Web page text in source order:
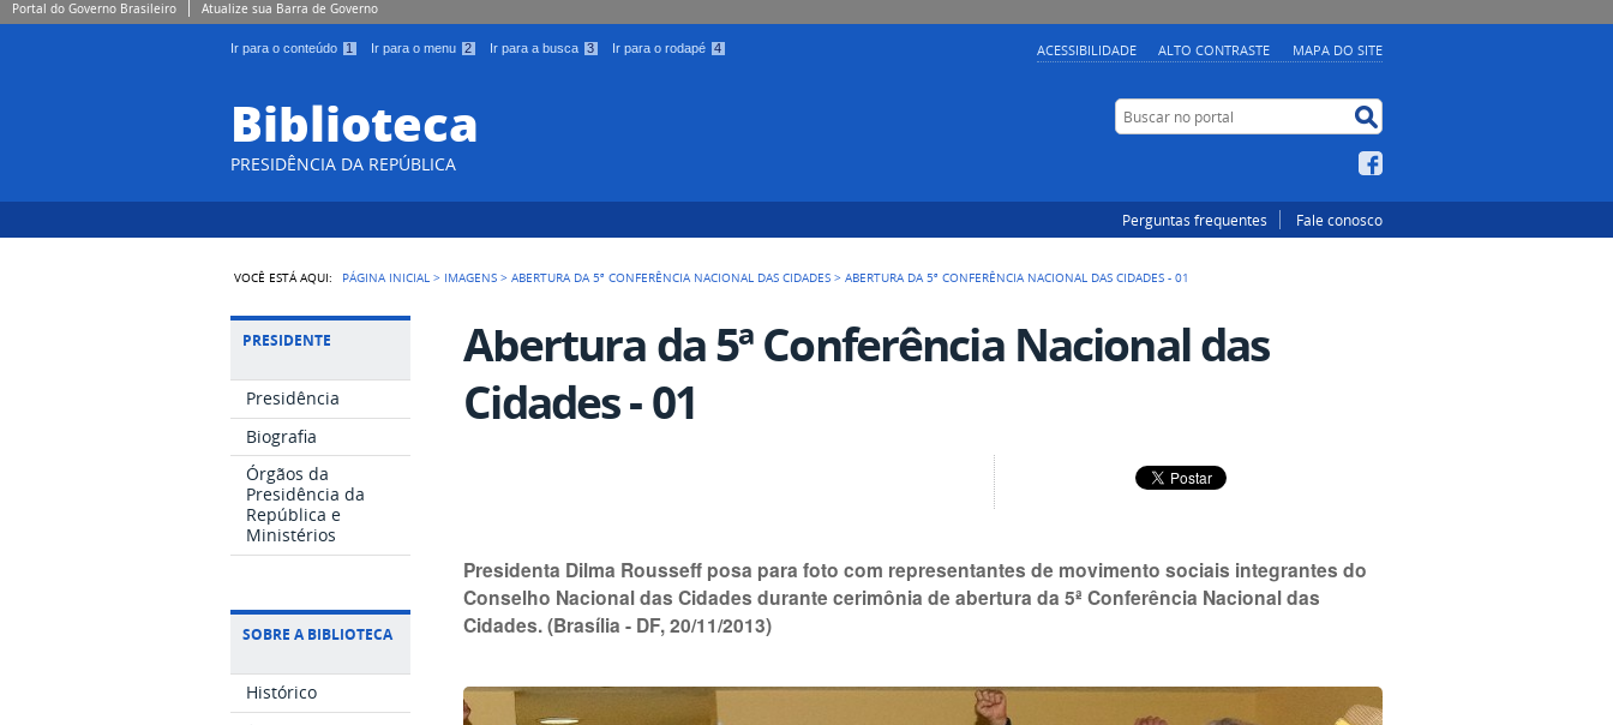
Portal do Governo Brasileiro Atualize sua Barra de Governo
Ir para o conteúdo 1 Ir para o menu 2 Ir para a busca 3 Ir para o rodapé 4 ACESSIBILIDADE ALTO CONTRASTE MAPA DO SITE
Biblioteca
PRESIDÊNCIA DA REPÚBLICA
Buscar no portal
Perguntas frequentes Fale conosco
VOCÊ ESTÁ AQUI: PÁGINA INICIAL > IMAGENS >ABERTURA DA 5ª CONFERÊNCIA NACIONAL DAS CIDADES >ABERTURA DA 5ª CONFERÊNCIA NACIONAL DAS CIDADES - 01
PRESIDENTE
Presidência
Biografia
Órgãos da
Presidência da
República e
Ministérios
SOBRE A BIBLIOTECA
Histórico
Abertura da 5ª Conferência Nacional das
Cidades - 01
Presidenta Dilma Rousseff posa para foto com representantes de movimento sociais integrantes do
Conselho Nacional das Cidades durante cerimônia de abertura da 5ª Conferência Nacional das
Cidades. (Brasília - DF, 20/11/2013)